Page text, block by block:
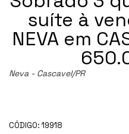
suíte à
NEVA em
Neva - Cascavel/PR
CÓDIGO: 19918